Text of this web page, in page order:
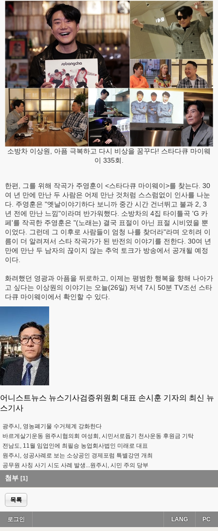
소방차 이상원, 아픔 극복하고 다시 비상을 꿈꾸다! 스타다큐 마이웨
이 335회.
한편, 그를 위해 작곡가 주영훈이 <스타다큐 마이웨이>를 찾는다. 30
여 년 만에 만난 두 사람은 어제 만난 것처럼 스스럼없이 인사를 나눈
다. 주영훈은 "옛날이야기하다 보니까 중간 시간 건너뛰고 불과 2, 3
년 전에 만난 느낌"이라며 반가워했다. 소방차의 4집 타이틀곡 'G 카
페'를 작곡한 주영훈은 "(노래는) 결국 표절이 아닌 표절 시비였을 뿐
이었다. 그런데 그 이후로 사람들이 엄청 나를 찾더라"라며 오히려 이
름이 더 알려져서 스타 작곡가가 된 반전의 이야기를 전한다. 30여 년
만에 만난 두 남자의 끊이지 않는 추억 토크가 방송에서 공개될 예정
이다.
화려했던 영광과 아픔을 뒤로하고, 이제는 평범한 행복을 향해 나아가
고 싶다는 이상원의 이야기는 오늘(26일) 저녁 7시 50분 TV조선 스타
다큐 마이웨이에서 확인할 수 있다.
어니스트뉴스 뉴스기사검증위원회 대표 손시훈 기자의 최신 뉴
스기사
광주시, 영농폐기물 수거체계 강화한다
바르게살기운동 원주시협의회 여성회, 시민서로돕기 천사운동 후원금 기탁
전남도, 11월 임업인에 최필승 농업회사법인 미래로 대표
원주시, 성공사례로 보는 소상공인 경제포럼 특별강연 개최
공무원 사칭 사기 시도 사례 발생...원주시, 시민 주의 당부
첨부 [1]
목록
로그인 PC
LANG